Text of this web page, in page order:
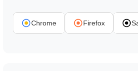
Chrome Firefox